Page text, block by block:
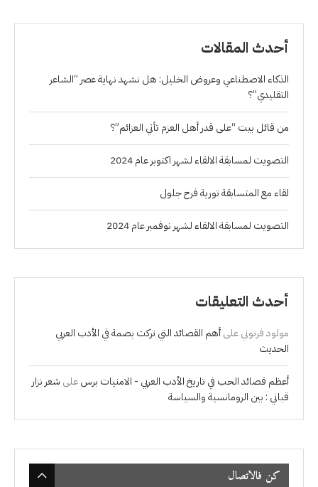
أحدث المقالات
الذكاء الاصطناعي وعروض الخليل: هل نشهد نهاية عصر “الشاعر
التقليدي”؟
من قائل بيت “على قدر أهل العزم تأتي العزائم”؟
التصويت لمسابقة الالقاء لشهر اكتوبر عام 2024
لقاء مع المتسابقة تورية فرح جلول
التصويت لمسابقة الالقاء لشهر نوفمبر عام 2024
أحدث التعليقات
مولود فرتونيعلىأهم القصائد التي تركت بصمة في الأدب العربي
الحديث
أعظم قصائد الحب في تاريخ الأدب العربي - الامنيات برسعلى شعر نزار
قباني : بين الرومانسية والسياسة
كن فالاتصال